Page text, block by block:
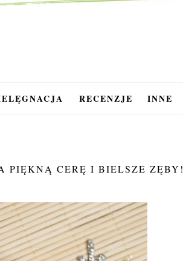
RECENZJE INNE
PIĘKNĄ CERĘ I BIELSZE ZĘBY!